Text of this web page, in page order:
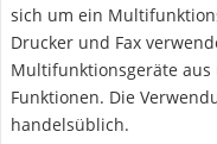
sich um ein
Drucker und Fax
Multifunktionsgeräte
Funktionen. Die
handelsüblich.